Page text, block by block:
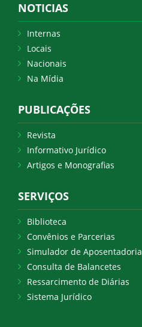
NOTICIAS
Internas
Locais
Nacionais
Na Mídia
PUBLICAÇÕES
Revista
Informativo Jurídico
Artigos e Monografias
SERVIÇOS
Biblioteca
Convênios e Parcerias
Simulador de Aposentadoria
Consulta de Balancetes
Ressarcimento de Diárias
Sistema Jurídico